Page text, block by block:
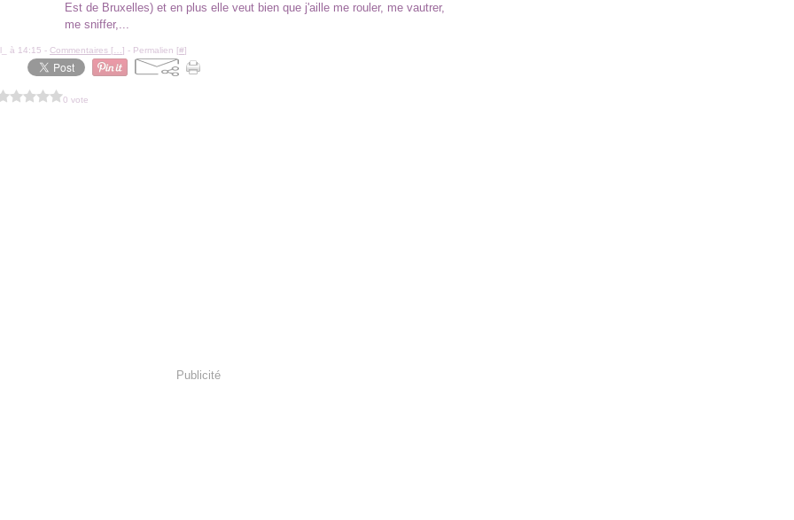
Est de Bruxelles) et en plus elle veut bien que j'aille me rouler, me vautrer,
me sniffer,...
à 14:15 - Commentaires [ ] - Permalien [#]
0 vote
Publicité